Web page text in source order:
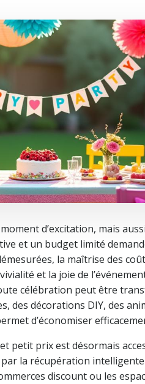
d’excitation, mais
et un budget limité
la maîtrise des
et la joie de
célébration peut être
des décorations DIY, des
d’économiser
prix est désormais
la récupération
discount ou les